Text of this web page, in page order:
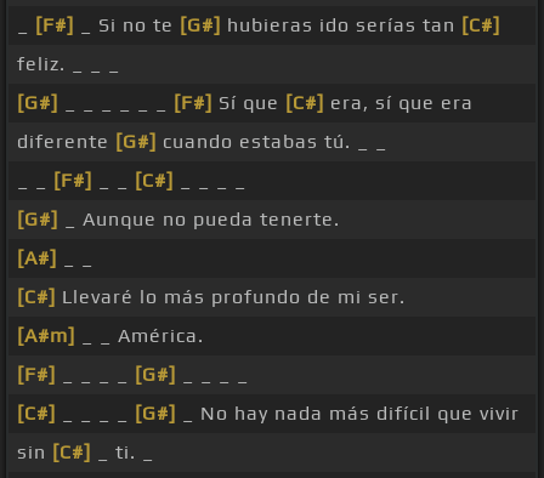
[F#] _ Si no te [G#] hubieras ido serías tan [C#]
feliz. _ _ _
[G#]
[F#] Sí que [C#] era, sí que era
diferente [G#] cuando estabas tú. _ _
[F#] [C#]
[G#]
_ Aunque no pueda tenerte.
[A#]
[C#] Llevaré lo más profundo de mi ser.
[A#m]
_ _ América.
[F#]
[G#]
[C#]
[G#]
_ No hay nada más difícil que vivir
sin [C#]
_ ti. _